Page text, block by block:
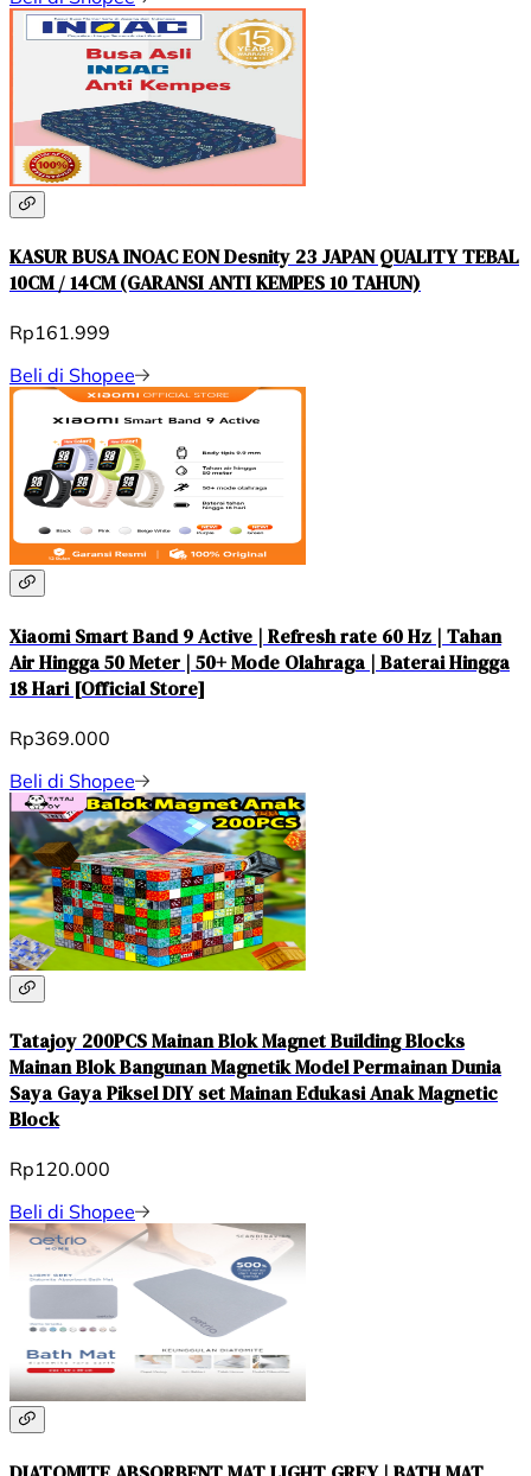
KASUR BUSA INOAC EON Desnity 23 JAPAN QUALITY TEBAL
10CM / 14CM (GARANSI ANTI KEMPES 10 TAHUN)
Rp161.999
Beli di Shopee
Xiaomi Smart Band 9 Active | Refresh rate 60 Hz | Tahan
Air Hingga 50 Meter | 50+ Mode Olahraga | Baterai Hingga
18 Hari [Official Store]
Rp369.000
Beli di Shopee
Tatajoy 200PCS Mainan Blok Magnet Building Blocks
Mainan Blok Bangunan Magnetik Model Permainan Dunia
Saya Gaya Piksel DIY set Mainan Edukasi Anak Magnetic
Block
Rp120.000
Beli di Shopee